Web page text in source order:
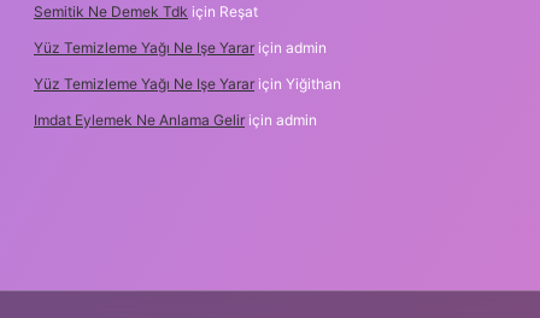
Semitik Ne Demek Tdk için Reşat
Yüz Temizleme Yağı Ne Işe Yarar için admin
Yüz Temizleme Yağı Ne Işe Yarar için Yiğithan
Imdat Eylemek Ne Anlama Gelir için admin